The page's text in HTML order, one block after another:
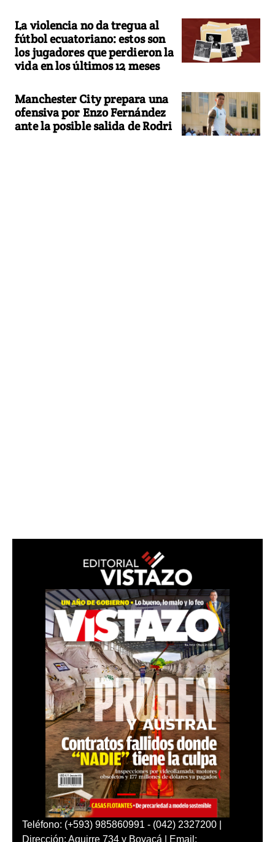
La violencia no da tregua al
fútbol ecuatoriano: estos son
los jugadores que perdieron la
vida en los últimos 12 meses
Manchester City prepara una
ofensiva por Enzo Fernández
ante la posible salida de Rodri
Teléfono: (+593) 985860991 - (042) 2327200 |
Dirección: Aguirre 734 y Boyacá | Email: